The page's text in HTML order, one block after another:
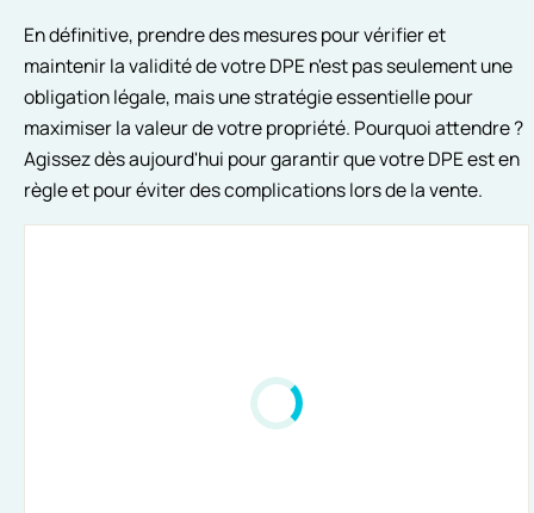
En définitive, prendre des mesures pour vérifier et
maintenir la validité de votre DPE n'est pas seulement une
obligation légale, mais une stratégie essentielle pour
maximiser la valeur de votre propriété. Pourquoi attendre ?
Agissez dès aujourd'hui pour garantir que votre DPE est en
règle et pour éviter des complications lors de la vente.